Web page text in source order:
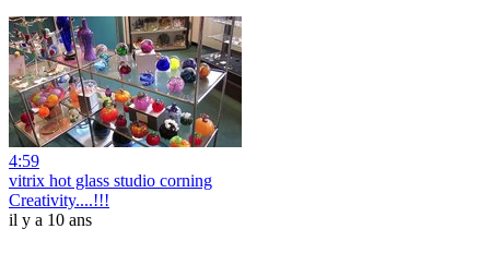
4:59
vitrix hot glass studio corning
Creativity....!!!
il y a 10 ans